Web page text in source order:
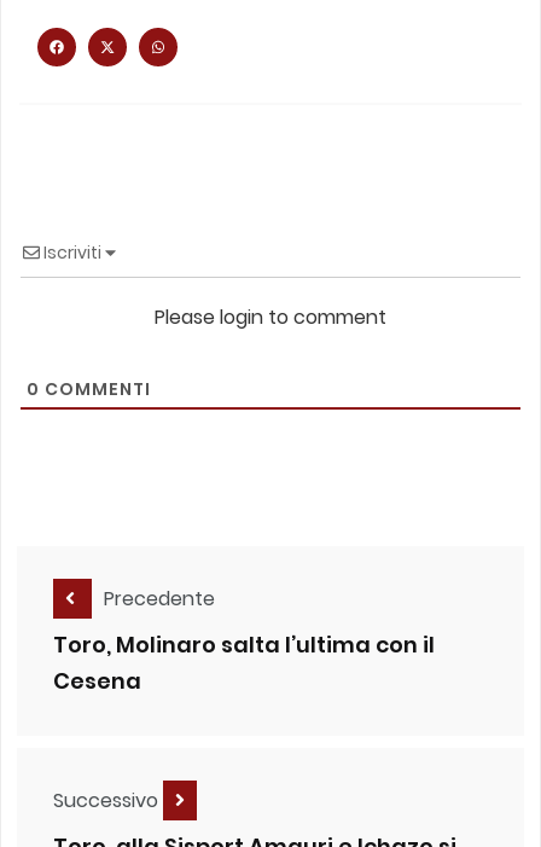
Iscriviti
Please login to comment
0 COMMENTI
Precedente
Toro, Molinaro salta l’ultima con il
Cesena
Successivo